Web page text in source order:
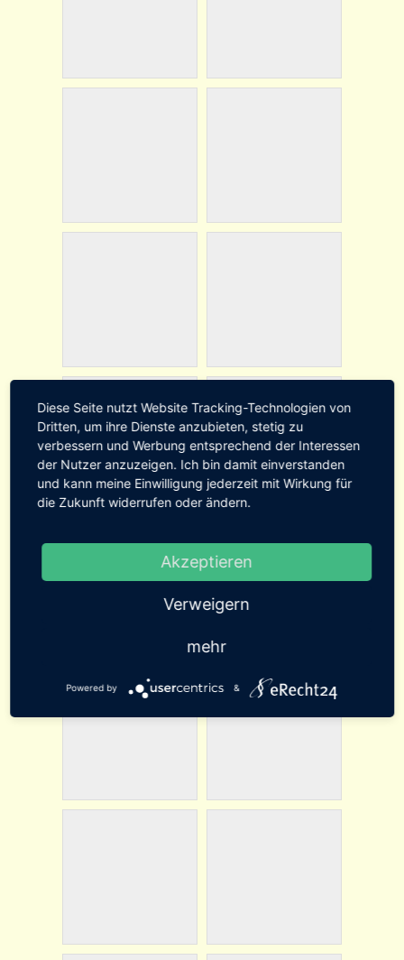
Diese Seite nutzt Website Tracking-Technologien von
Dritten, um ihre Dienste anzubieten, stetig zu
verbessern und Werbung entsprechend der Interessen
der Nutzer anzuzeigen. Ich bin damit einverstanden
und kann meine Einwilligung jederzeit mit Wirkung für
die Zukunft widerrufen oder ändern.
Akzeptieren
Verweigern
mehr
Powered by &